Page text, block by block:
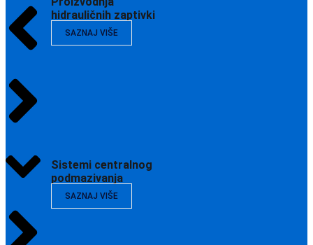
hidrauličnih zaptivki
SAZNAJ VIŠE
Sistemi centralnog
podmazivanja
SAZNAJ VIŠE